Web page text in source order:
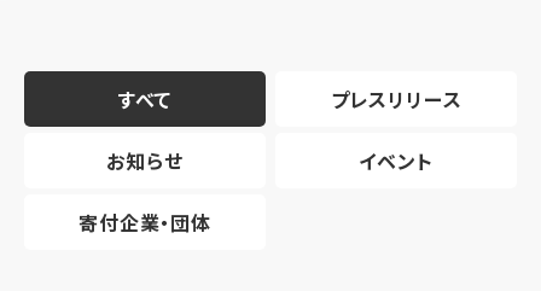
すべて プレスリリース
お知らせ イベント
寄付企業・団体